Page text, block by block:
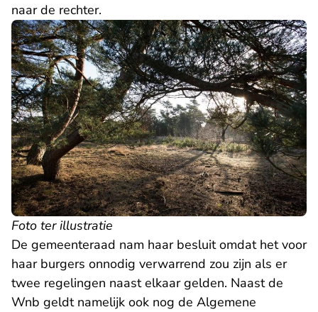
naar de rechter.
Foto ter illustratie
De gemeenteraad nam haar besluit omdat het voor
haar burgers onnodig verwarrend zou zijn als er
twee regelingen naast elkaar gelden. Naast de
Wnb geldt namelijk ook nog de Algemene